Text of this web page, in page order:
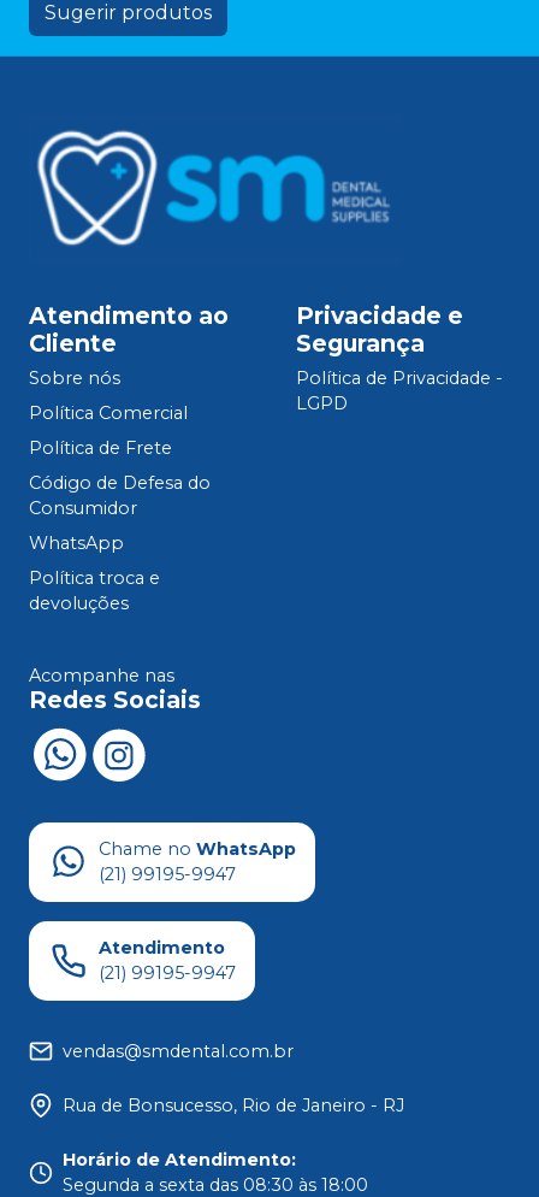
Sugerir produtos
Atendimento ao
Cliente
Sobre nós
Política Comercial
Política de Frete
Código de Defesa do
Consumidor
WhatsApp
Política troca e
devoluções
Privacidade e
Segurança
Política de Privacidade -
LGPD
Acompanhe nas
Redes Sociais
Chame no WhatsApp
(21) 99195-9947
Atendimento
(21) 99195-9947
vendas@smdental.com.br
Rua de Bonsucesso, Rio de Janeiro - RJ
Horário de Atendimento:
Segunda a sexta das 08:30 às 18:00